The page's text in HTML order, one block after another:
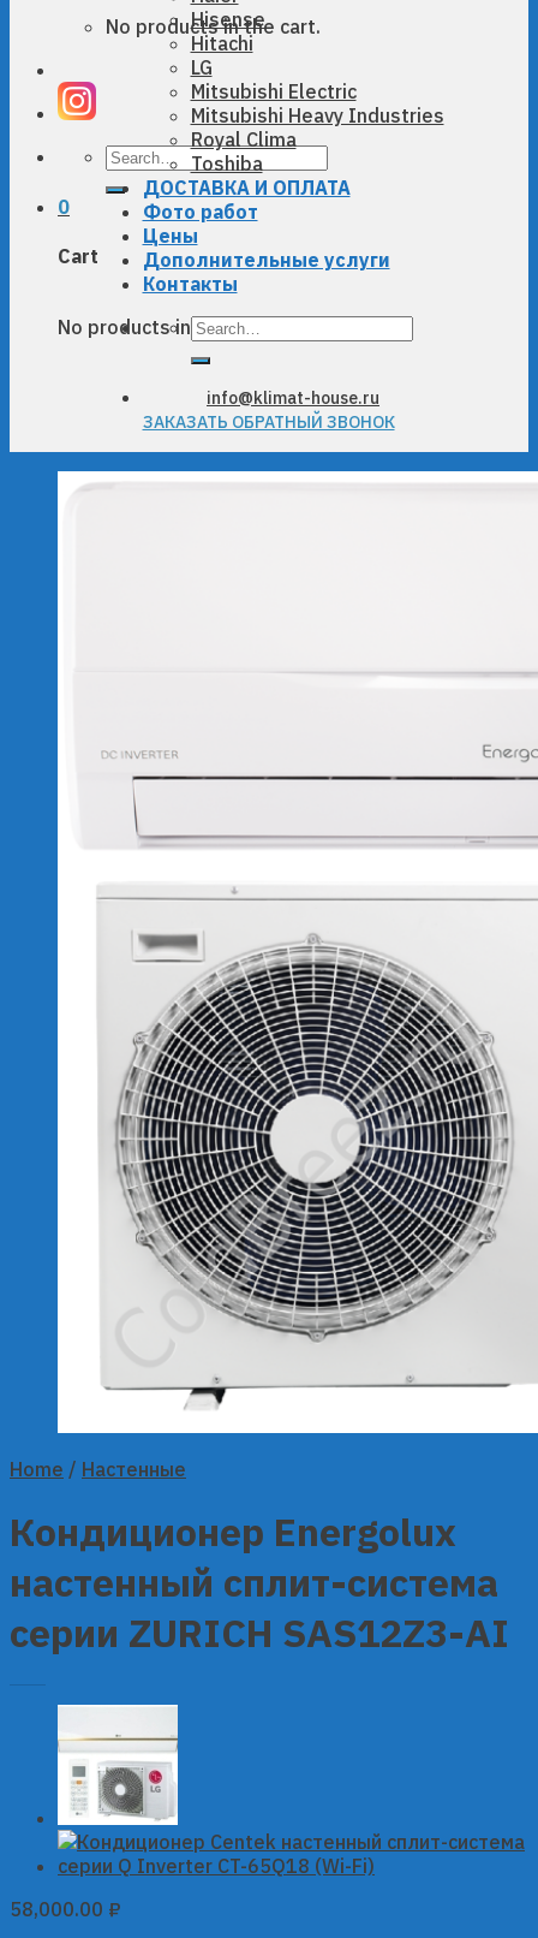
No products in the cart.
Search
0
Cart
No products in the cart.
Hisense
Hitachi
LG
Mitsubishi Electric
Mitsubishi Heavy Industries
Royal Clima
Toshiba
ДОСТАВКА И ОПЛАТА
Фото работ
Цены
Дополнительные услуги
Контакты
Search
info@klimat-house.ru
ЗАКАЗАТЬ ОБРАТНЫЙ ЗВОНОК
Home / Настенные
Кондиционер Energolux
настенный сплит-система
серии ZURICH SAS12Z3-AI
58,000.00 ₽